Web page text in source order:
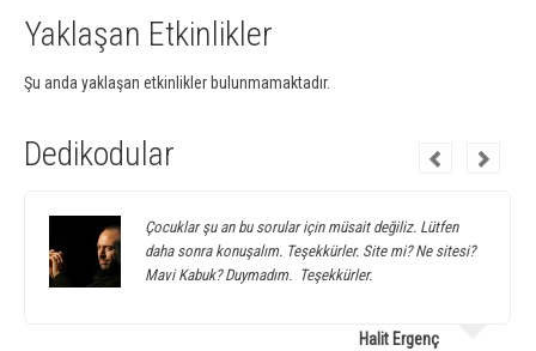
Yaklaşan Etkinlikler
Şu anda yaklaşan etkinlikler bulunmamaktadır.
Dedikodular
Çocuklar şu an bu sorular için müsait değiliz. Lütfen
daha sonra konuşalım. Teşekkürler. Site mi? Ne sitesi?
Mavi Kabuk? Duymadım. Teşekkürler.
Halit Ergenç